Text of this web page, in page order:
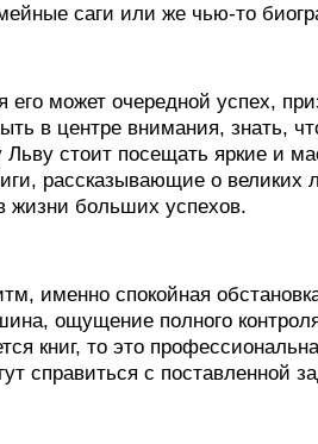
саги или же чью-то
может очередной успех,
в центре внимания, знать,
Льву стоит посещать яркие и
рассказывающие о великих
жизни больших успехов.
именно спокойная
ощущение полного
книг, то это
справиться с поставленной